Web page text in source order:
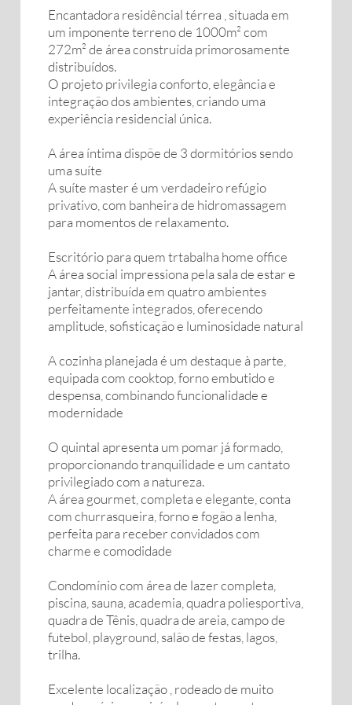
Encantadora residêncial térrea , situada em
um imponente terreno de 1000m² com
272m² de área construída primorosamente
distribuídos.
O projeto privilegia conforto, elegância e
integração dos ambientes, criando uma
experiência residencial única.
A área íntima dispõe de 3 dormitórios sendo
uma suíte
A suíte master é um verdadeiro refúgio
privativo, com banheira de hidromassagem
para momentos de relaxamento.
Escritório para quem trtabalha home office
A área social impressiona pela sala de estar e
jantar, distribuída em quatro ambientes
perfeitamente integrados, oferecendo
amplitude, sofisticação e luminosidade natural
A cozinha planejada é um destaque à parte,
equipada com cooktop, forno embutido e
despensa, combinando funcionalidade e
modernidade
O quintal apresenta um pomar já formado,
proporcionando tranquilidade e um cantato
privilegiado com a natureza.
A área gourmet, completa e elegante, conta
com churrasqueira, forno e fogão a lenha,
perfeita para receber convidados com
charme e comodidade
Condomínio com área de lazer completa,
piscina, sauna, academia, quadra poliesportiva,
quadra de Tênis, quadra de areia, campo de
futebol, playground, salão de festas, lagos,
trilha.
Excelente localização , rodeado de muito